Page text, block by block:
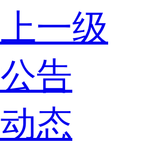
一级
告
态